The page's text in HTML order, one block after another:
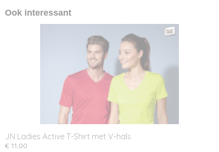
Ook interessant
JN Ladies Active T-Shirt met V-hals
€ 11,00